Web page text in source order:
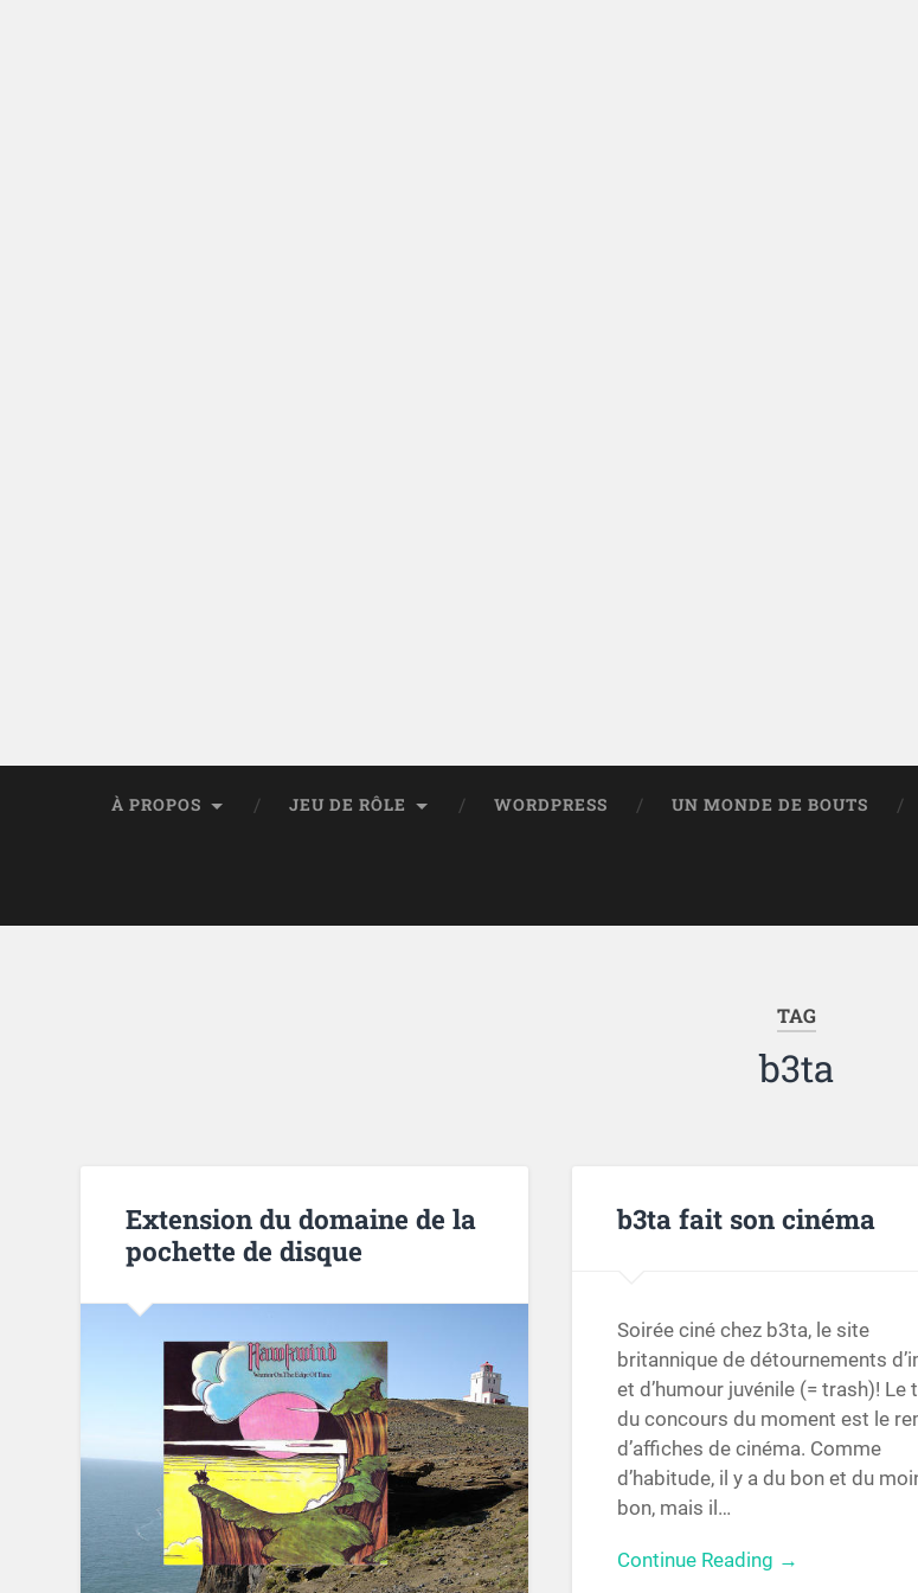
À PROPOS JEU DE RÔLE WORDPRESS UN MONDE DE BOUTS
TAG
b3ta
Extension du domaine de la
pochette de disque
b3ta fait son cinéma
Soirée ciné chez b3ta, le site
britannique de détournements
et d’humour juvénile (= trash)! Le
du concours du moment est le
d’affiches de cinéma. Comme
d’habitude, il y a du bon et du
bon, mais il…
Continue Reading →